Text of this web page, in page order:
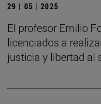
29 | 05 | 2025
El profesor Emilio
licenciados a
justicia y libertad al